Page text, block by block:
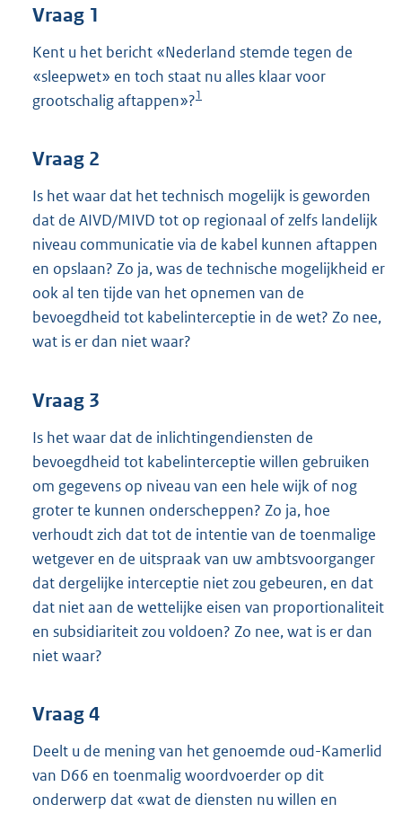
7
K
Vraag 1
Kent u het bericht «Nederland stemde tegen de
«sleepwet» en toch staat nu alles klaar voor
grootschalig aftappen»?1
Vraag 2
Is het waar dat het technisch mogelijk is geworden
dat de AIVD/MIVD tot op regionaal of zelfs landelijk
niveau communicatie via de kabel kunnen aftappen
en opslaan? Zo ja, was de technische mogelijkheid er
ook al ten tijde van het opnemen van de
bevoegdheid tot kabelinterceptie in de wet? Zo nee,
wat is er dan niet waar?
Vraag 3
Is het waar dat de inlichtingendiensten de
bevoegdheid tot kabelinterceptie willen gebruiken
om gegevens op niveau van een hele wijk of nog
groter te kunnen onderscheppen? Zo ja, hoe
verhoudt zich dat tot de intentie van de toenmalige
wetgever en de uitspraak van uw ambtsvoorganger
dat dergelijke interceptie niet zou gebeuren, en dat
dat niet aan de wettelijke eisen van proportionaliteit
en subsidiariteit zou voldoen? Zo nee, wat is er dan
niet waar?
Vraag 4
Deelt u de mening van het genoemde oud-Kamerlid
van D66 en toenmalig woordvoerder op dit
onderwerp dat «wat de diensten nu willen en